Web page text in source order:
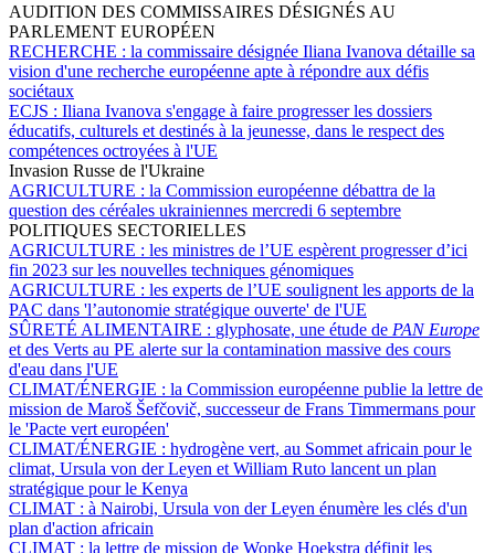
AUDITION DES COMMISSAIRES DÉSIGNÉS AU
PARLEMENT EUROPÉEN
RECHERCHE : la commissaire désignée Iliana Ivanova détaille sa
vision d'une recherche européenne apte à répondre aux défis
sociétaux
ECJS : Iliana Ivanova s'engage à faire progresser les dossiers
éducatifs, culturels et destinés à la jeunesse, dans le respect des
compétences octroyées à l'UE
Invasion Russe de l'Ukraine
AGRICULTURE : la Commission européenne débattra de la
question des céréales ukrainiennes mercredi 6 septembre
POLITIQUES SECTORIELLES
AGRICULTURE : les ministres de l’UE espèrent progresser d’ici
fin 2023 sur les nouvelles techniques génomiques
AGRICULTURE : les experts de l’UE soulignent les apports de la
PAC dans 'l’autonomie stratégique ouverte' de l'UE
SÛRETÉ ALIMENTAIRE : glyphosate, une étude de PAN Europe
et des Verts au PE alerte sur la contamination massive des cours
d'eau dans l'UE
CLIMAT/ÉNERGIE : la Commission européenne publie la lettre de
mission de Maroš Šefčovič, successeur de Frans Timmermans pour
le 'Pacte vert européen'
CLIMAT/ÉNERGIE : hydrogène vert, au Sommet africain pour le
climat, Ursula von der Leyen et William Ruto lancent un plan
stratégique pour le Kenya
CLIMAT : à Nairobi, Ursula von der Leyen énumère les clés d'un
plan d'action africain
CLIMAT : la lettre de mission de Wopke Hoekstra définit les